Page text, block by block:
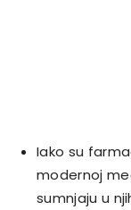
Iako su
modernoj
sumnjaju u